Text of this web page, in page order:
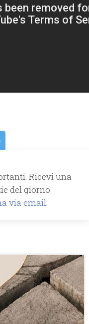
Ricevi una
del giorno
via email.